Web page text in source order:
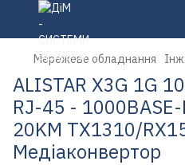
Мережеве обладнання
ALISTAR X3G 1G
RJ-45 - 1000BASE-
20KM TX1310/
Медіаконвертор